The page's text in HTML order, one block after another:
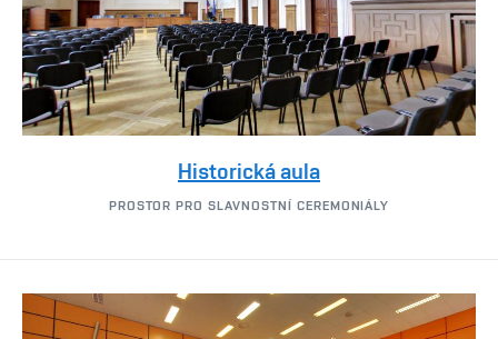
Historická aula
PROSTOR PRO SLAVNOSTNÍ CEREMONIÁLY